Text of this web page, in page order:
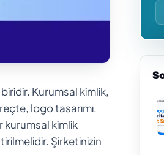
Kurumsal kimlik,
logo tasarımı,
kurumsal kimlik
Şirketinizin